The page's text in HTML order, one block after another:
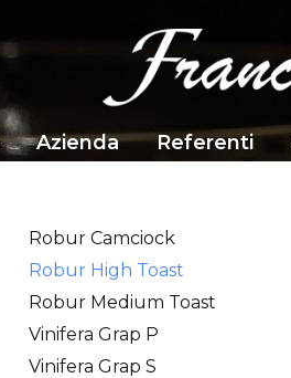
Azienda Referenti
Robur Camciock
Robur High Toast
Robur Medium Toast
Vinifera Grap P
Vinifera Grap S